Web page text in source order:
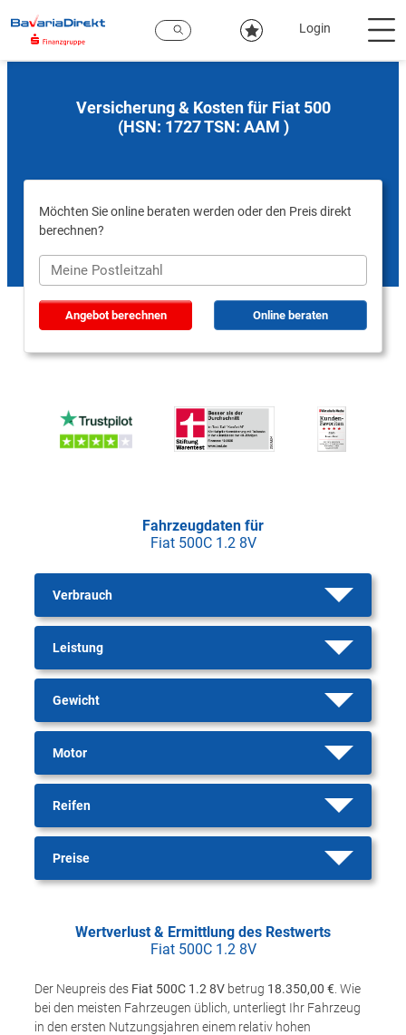
Hauptinhalt
Login
Versicherung & Kosten für Fiat 500
(HSN: 1727 TSN: AAM )
Möchten Sie online beraten werden oder den Preis direkt
berechnen?
Angebot berechnen Online beraten
Fahrzeugdaten für
Fiat 500C 1.2 8V
Verbrauch
Leistung
Gewicht
Motor
Reifen
Preise
Wertverlust & Ermittlung des Restwerts
Fiat 500C 1.2 8V
Der Neupreis des Fiat 500C 1.2 8V betrug 18.350,00 € . Wie
bei den meisten Fahrzeugen üblich, unterliegt Ihr Fahrzeug
in den ersten Nutzungsjahren einem relativ hohen